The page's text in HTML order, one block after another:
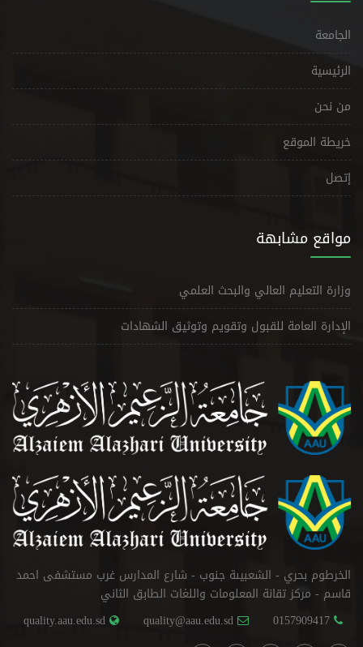
الجامعة
الرئيسية
من نحن
خريطة الموقع
إتصل
مواقع مشابهة
وزارة التعليم العالي والبحث العلمي
الإدارة العامة للقبول وتقويم وتوثيق الشهادات
الخرطوم بحري - الشعبيىة جنوب - شارع المدارس غرب مستشفى احمد
قاسم - مركز تقانة المعلومات واللغات الطابق الثاني
0157909417
quality@aau.edu.sd
quality.aau.edu.sd